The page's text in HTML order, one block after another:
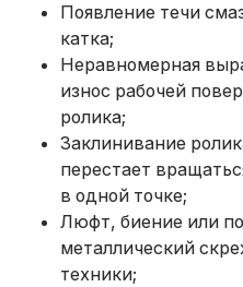
Появление течи
катка;
Неравномерная
износ рабочей
ролика;
Заклинивание
перестает
в одной точке;
Люфт, биение или
металлический
техники;